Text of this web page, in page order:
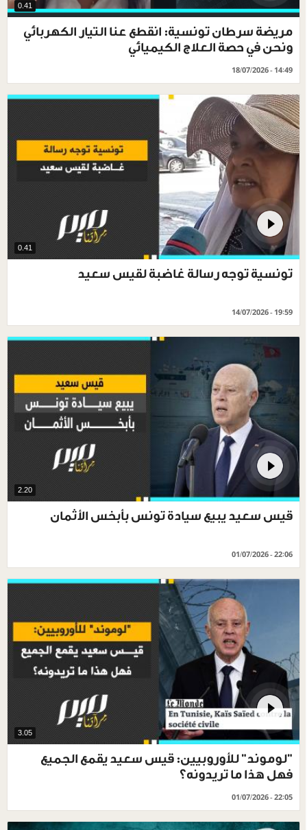
0.41
مريضة سرطان تونسية: انقطع عنا التيار الكهربائي
ونحن في حصة العلاج الكيميائي
18/07/2026 - 14:49
0.41
تونسية توجه رسالة غاضبة لقيس سعيد
14/07/2026 - 19:59
2.20
قيس سعيد يبيع سيادة تونس بأبخس الأثمان
01/07/2026 - 22:06
3.05
"لوموند" للأوروبيين: قيس سعيد يقمع الجميع
فهل هذا ما تريدونه؟
01/07/2026 - 22:05